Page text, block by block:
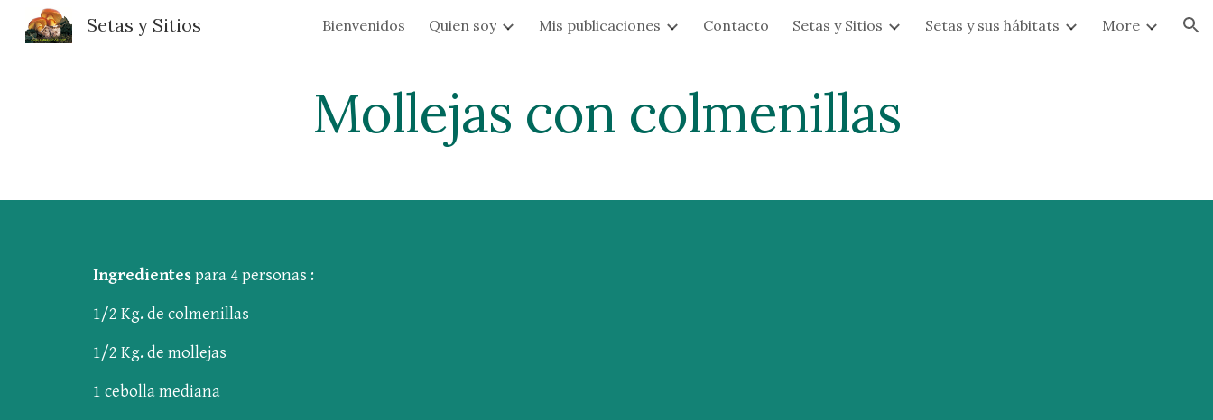
Skip to main content Skip to navigation
Setas y Sitios Bienvenidos Quien soy Mis publicaciones Contacto Setas y Sitios Setas y sus hábitats More
Mollejas con colmenillas
Ingredientespara 4 personas :
1/2 Kg. de colmenillas
1/2 Kg. de mollejas
1 cebolla mediana